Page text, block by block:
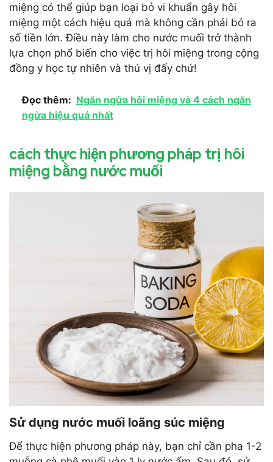
miệng có thể giúp bạn loại bỏ vi khuẩn gây hôi
miệng một cách hiệu quả mà không cần phải bỏ ra
số tiền lớn. Điều này làm cho nước muối trở thành
lựa chọn phổ biến cho việc trị hôi miệng trong cộng
đồng y học tự nhiên và thú vị đấy chứ!
Đọc thêm: Ngăn ngừa hôi miệng và 4 cách ngăn
ngừa hiệu quả nhất
cách thực hiện phương pháp trị hôi
miệng bằng nước muối
Sử dụng nước muối loãng súc miệng
Để thực hiện phương pháp này, bạn chỉ cần pha 1-2